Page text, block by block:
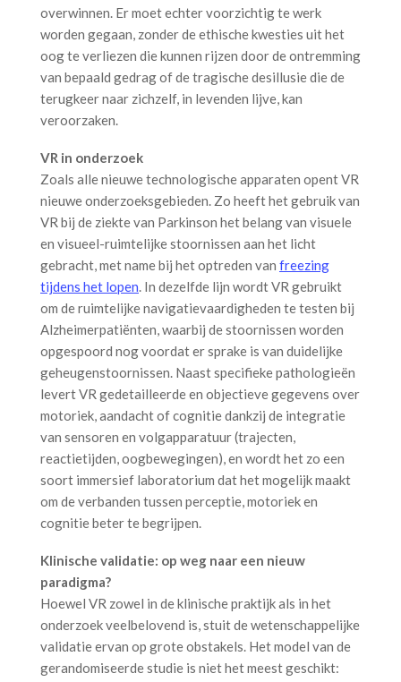
overwinnen. Er moet echter voorzichtig te werk
worden gegaan, zonder de ethische kwesties uit het
oog te verliezen die kunnen rijzen door de ontremming
van bepaald gedrag of de tragische desillusie die de
terugkeer naar zichzelf, in levenden lijve, kan
veroorzaken.
VR in onderzoek
Zoals alle nieuwe technologische apparaten opent VR
nieuwe onderzoeksgebieden. Zo heeft het gebruik van
VR bij de ziekte van Parkinson het belang van visuele
en visueel-ruimtelijke stoornissen aan het licht
gebracht, met name bij het optreden van freezing
tijdens het lopen. In dezelfde lijn wordt VR gebruikt
om de ruimtelijke navigatievaardigheden te testen bij
Alzheimerpatiënten, waarbij de stoornissen worden
opgespoord nog voordat er sprake is van duidelijke
geheugenstoornissen. Naast specifieke pathologieën
levert VR gedetailleerde en objectieve gegevens over
motoriek, aandacht of cognitie dankzij de integratie
van sensoren en volgapparatuur (trajecten,
reactietijden, oogbewegingen), en wordt het zo een
soort immersief laboratorium dat het mogelijk maakt
om de verbanden tussen perceptie, motoriek en
cognitie beter te begrijpen.
Klinische validatie: op weg naar een nieuw
paradigma?
Hoewel VR zowel in de klinische praktijk als in het
onderzoek veelbelovend is, stuit de wetenschappelijke
validatie ervan op grote obstakels. Het model van de
gerandomiseerde studie is niet het meest geschikt: